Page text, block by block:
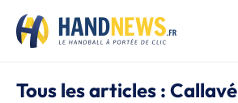
Tous les articles : Callavé